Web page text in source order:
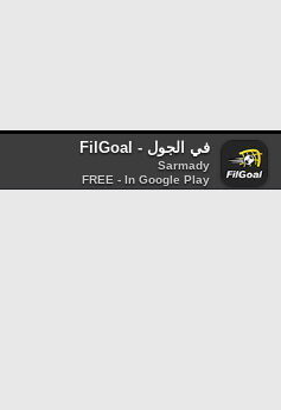
في الجول - FilGoal
Sarmady
FREE - In Google Play